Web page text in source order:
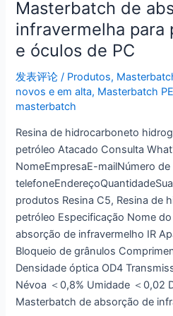
Masterbatch de
infravermelha para
e óculos de PC
发表评论 / Produtos,
novos e em alta, Masterbatch
masterbatch
Resina de hidrocarboneto
petróleo Atacado Consulta
NomeEmpresaE-mailNúmero de
produtos Resina C5, Resina de
petróleo Especificação Nome
absorção de infravermelho IR
Bloqueio de grânulos
Densidade óptica OD4
Névoa ＜0,8% Umidade ＜0,02
Masterbatch de absorção de